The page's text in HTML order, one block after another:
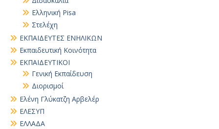
Ελληνική Pisa
Στελέχη
ΕΚΠΑΙΔΕΥΤΕΣ ΕΝΗΛΙΚΩΝ
Εκπαιδευτική Κοινότητα
ΕΚΠΑΙΔΕΥΤΙΚΟΙ
Γενική Εκπαίδευση
Διορισμοί
Ελένη Γλύκατζη Αρβελέρ
ΕΛΕΣΥΠ
ΕΛΛΑΔΑ